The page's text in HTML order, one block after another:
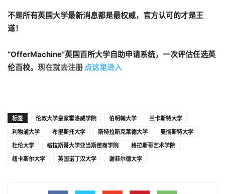
不是所有英国大学最新消息都是最权威，官方认可的才是王
道！
“OfferMachine”英国百所大学自助申请系统，一次评估任选英
伦百校。 现在就去注册 点这里进入
标签 伦敦大学皇家霍洛威学院 伯明翰大学
兰卡斯特大学
利物浦大学
布里斯托大学 斯特拉斯克莱德大学
曼彻斯特大学
杜伦大学
格拉斯哥大学亚当斯密商学院
格拉斯哥艺术学院
纽卡斯尔大学
英国诺丁汉大学 谢菲尔德大学